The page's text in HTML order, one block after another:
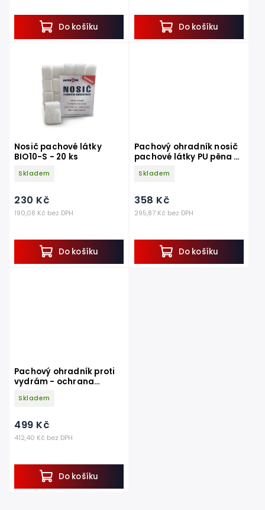
Do košíku Do košíku
Nosič pachové látky
BIO10-S - 20 ks
Skladem
190,08 Kč bez DPH
230 Kč
Do košíku
Pachový ohradník nosič
pachové látky PU pěna -
Skladem
295,87 Kč bez DPH
358 Kč
Do košíku
Pachový ohradník proti
vydrám - ochrana
Skladem
412,40 Kč bez DPH
499 Kč
Do košíku